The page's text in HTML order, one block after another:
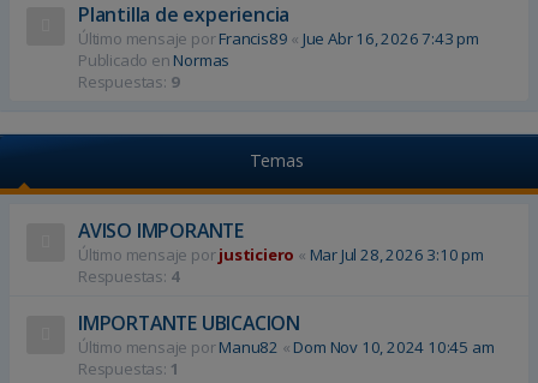
Plantilla de experiencia
Último mensaje porFrancis89 « Jue Abr 16, 2026 7:43 pm
Publicado en Normas
Respuestas: 9
Temas
AVISO IMPORANTE
Último mensaje porjusticiero « Mar Jul 28, 2026 3:10 pm
Respuestas: 4
IMPORTANTE UBICACION
Último mensaje porManu82 « Dom Nov 10, 2024 10:45 am
Respuestas: 1